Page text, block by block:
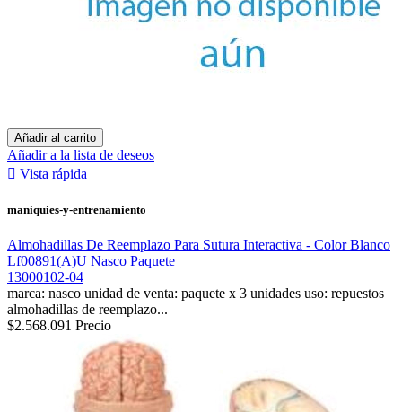
Añadir al carrito
Añadir a la lista de deseos
 Vista rápida
maniquies-y-entrenamiento
Almohadillas De Reemplazo Para Sutura Interactiva - Color Blanco
Lf00891(A)U Nasco Paquete
13000102-04
marca: nasco unidad de venta: paquete x 3 unidades uso: repuestos
almohadillas de reemplazo...
$2.568.091 Precio